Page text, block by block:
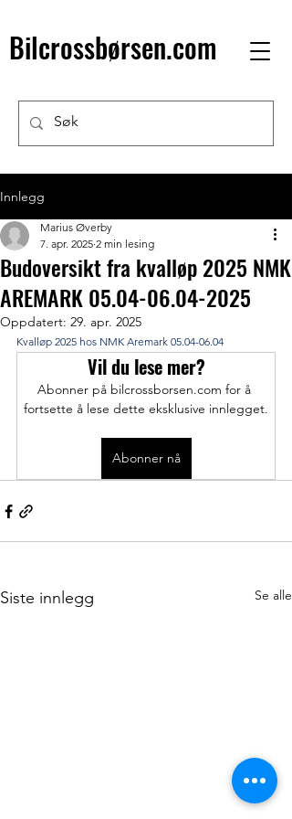
Bilcrossbørsen.com
Innlegg
Budoversikt fra kvalløp 2025 NMK
AREMARK 05.04-06.04-2025
Marius Øverby
7. apr. 2025 2 min lesing
Oppdatert: 29. apr. 2025
Kvalløp 2025 hos NMK Aremark 05.04-06.04
Vil du lese mer?
Abonner på bilcrossborsen.com for å
fortsette å lese dette eksklusive innlegget.
Abonner nå
Siste innlegg Se alle